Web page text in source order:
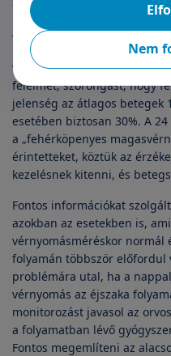
A vérnyomás-monitorozás
hatást”. Ebben az esetben
vagy maga a kórházi
félelmet, szorongást, hogy
jelenség az átlagos betegek
esetében biztosan 30%. A
a „fehérköpenyes
érintetteket, köztük az
kezelésnek kitenni, és
Fontos információkat
azokban az esetekben is,
vérnyomásméréskor normál
folyamán többször előfordul
problémára utal, ha a
vérnyomás az éjszaka
monitorozást javasol az
a folyamatban lévő
Fontos megemlíteni az
Nem